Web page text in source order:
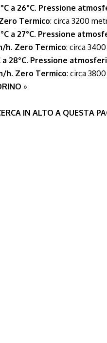
a 26°C. Pressione
Termico: circa 3200
a 27°C. Pressione
h. Zero Termico: circa
a 28°C. Pressione
h. Zero Termico: circa
»
IN ALTO A QUESTA